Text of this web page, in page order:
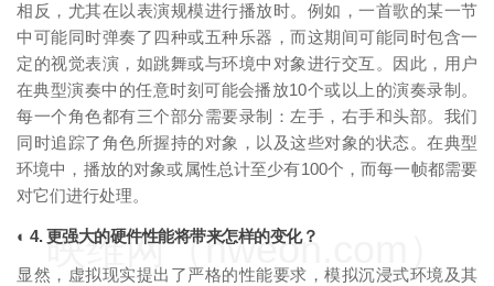
相反，尤其在以表演规模进行播放时。例如，一首歌的某一节
中可能同时弹奏了四种或五种乐器，而这期间可能同时包含一
定的视觉表演，如跳舞或与环境中对象进行交互。因此，用户
在典型演奏中的任意时刻可能会播放10个或以上的演奏录制。
每一个角色都有三个部分需要录制：左手，右手和头部。我们
同时追踪了角色所握持的对象，以及这些对象的状态。在典型
环境中，播放的对象或属性总计至少有100个，而每一帧都需要
对它们进行处理。
◐ 4. 更强大的硬件性能将带来怎样的变化？
显然，虚拟现实提出了严格的性能要求，模拟沉浸式环境及其
映维网（nweon.com）